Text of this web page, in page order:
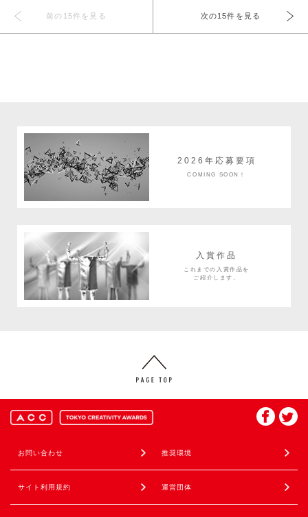
前の15件を見る 次の15件を見る
2026年応募要項
COMING SOON！
入賞作品
これまでの入賞作品を
ご紹介します。
お問い合わせ 推奨環境
サイト利用規約 運営団体